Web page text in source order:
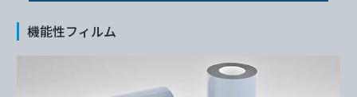
機能性フィルム